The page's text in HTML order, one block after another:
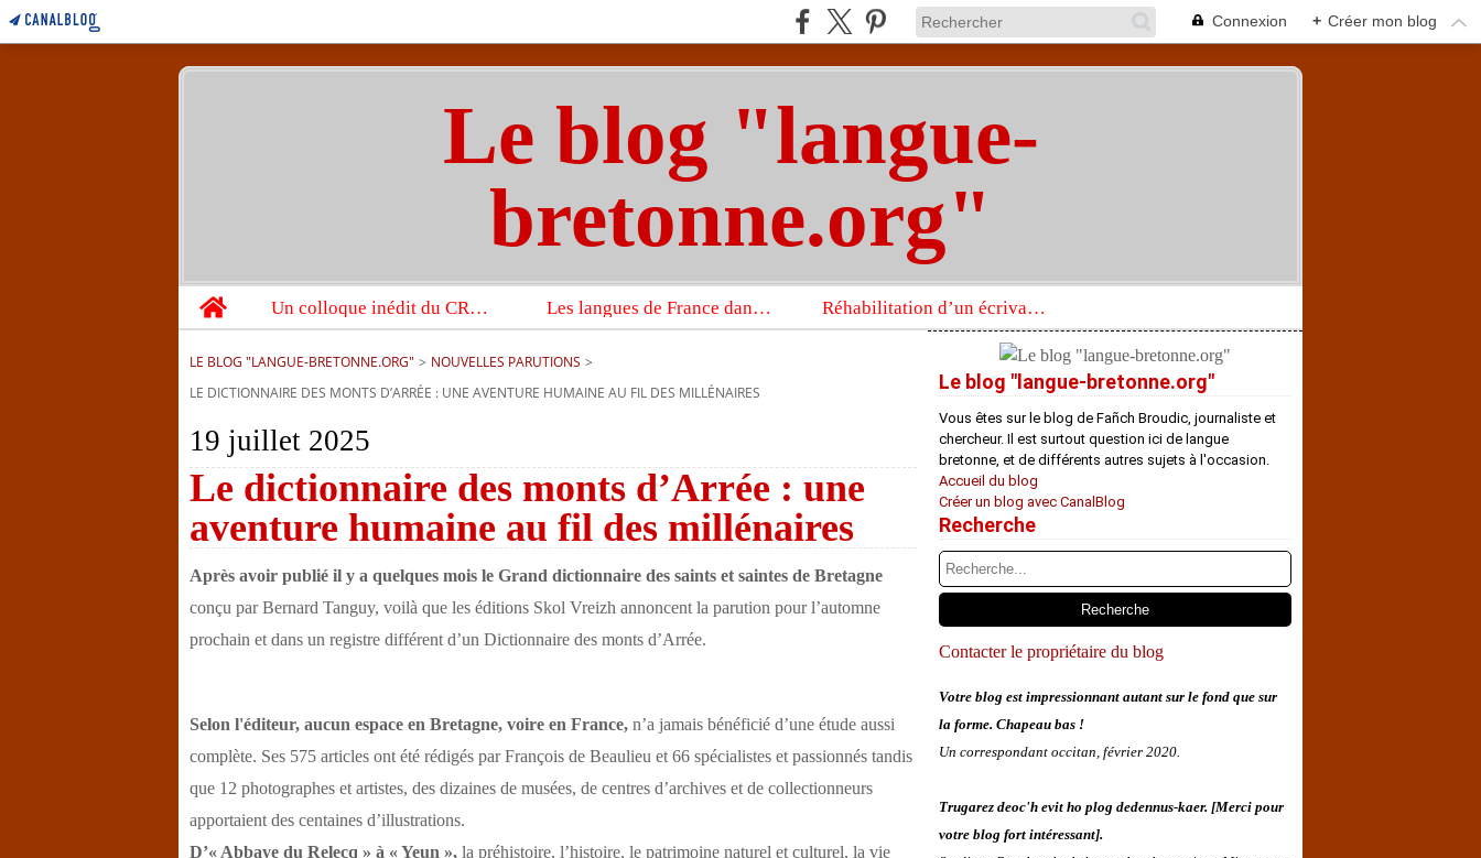
Connexion + Créer mon blog
Le blog "langue-
bretonne.org"
Home
Un colloque inédit du CRBC sur les victimes de l’année 1944 Les langues de France dans un imposant ouvrage sur la langue française que publient les Presses universitaires d’Oxford Réhabilitation d’un écrivain de langue bretonne aujourd’hui mal connu et méconnu
LE BLOG "LANGUE-BRETONNE.ORG" > NOUVELLES PARUTIONS >
LE DICTIONNAIRE DES MONTS D’ARRÉE : UNE AVENTURE HUMAINE AU FIL DES MILLÉNAIRES
19 juillet 2025
Le dictionnaire des monts d’Arrée : une
aventure humaine au fil des millénaires
Après avoir publié il y a quelques mois le Grand dictionnaire des saints et saintes de Bretagne
conçu par Bernard Tanguy, voilà que les éditions Skol Vreizh annoncent la parution pour l’automne
prochain et dans un registre différent d’un Dictionnaire des monts d’Arrée.
Selon l'éditeur, aucun espace en Bretagne, voire en France, n’a jamais bénéficié d’une étude aussi
complète. Ses 575 articles ont été rédigés par François de Beaulieu et 66 spécialistes et passionnés tandis
que 12 photographes et artistes, des dizaines de musées, de centres d’archives et de collectionneurs
apportaient des centaines d’illustrations.
D’« Abbaye du Relecq » à « Yeun », la préhistoire, l’histoire, le patrimoine naturel et culturel, la vie
Le blog "langue-bretonne.org"
Vous êtes sur le blog de Fañch Broudic, journaliste et
chercheur. Il est surtout question ici de langue
bretonne, et de différents autres sujets à l'occasion.
Accueil du blog
Créer un blog avec CanalBlog
Recherche
Contacter le propriétaire du blog
Votre blog est impressionnant autant sur le fond que sur
la forme. Chapeau bas !
Un correspondant occitan, février 2020.
Trugarez deoc'h evit ho plog dedennus-kaer. [Merci pour
votre blog fort intéressant].